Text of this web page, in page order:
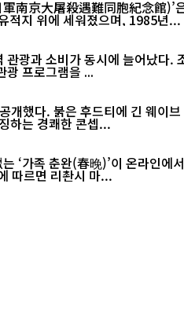
南京大屠殺遇難同胞紀念館
적지 위에 세워졌으며, 1985년...
광과 소비가 동시에 늘어났다
광 프로그램을 ...
했다. 붉은 후드티에 긴 웨이
하는 경쾌한 콘셉...
‘가족 춘완(春晚)’이 온라인
구하고 큰 울림을 전했다는 평가다. 현지 보도에 따르면 리촨시 마...